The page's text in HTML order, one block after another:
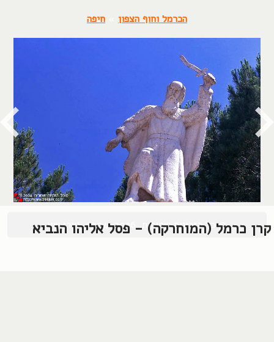
הכרמל וחוף הצפון חיפה
קרן כרמל (המוחרקה) - פסל אליהו הנביא
© כל הזכויות שמורות, 2004-2026, אורן שץ